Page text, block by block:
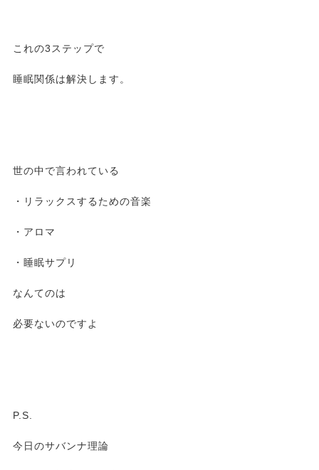
これの3ステップで
睡眠関係は解決します。
世の中で言われている
・リラックスするための音楽
・アロマ
・睡眠サプリ
なんてのは
必要ないのですよ
P.S.
今日のサバンナ理論